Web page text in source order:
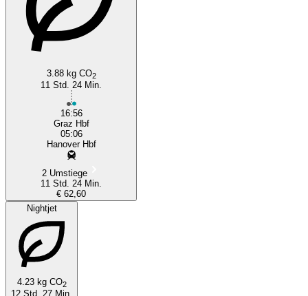
3.88 kg CO2
11 Std. 24 Min.
16:56
Graz Hbf
05:06
Hanover Hbf
2 Umstiege
11 Std. 24 Min.
€ 62,60
Nightjet
4.23 kg CO2
12 Std. 27 Min.